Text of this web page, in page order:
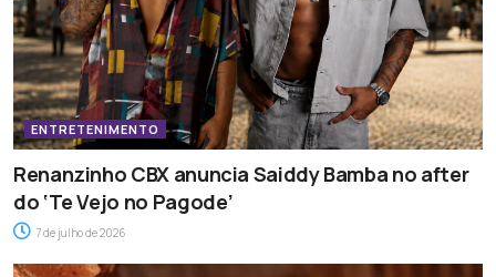
ENTRETENIMENTO
Renanzinho CBX anuncia Saiddy Bamba no after
do ‘Te Vejo no Pagode’
7 de julho de 2026